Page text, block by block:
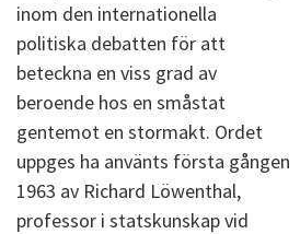
inom den internationella
politiska debatten för att
beteckna en viss grad av
beroende hos en småstat
gentemot en stormakt. Ordet
uppges ha använts första gången
1963 av Richard Löwenthal,
professor i statskunskap vid